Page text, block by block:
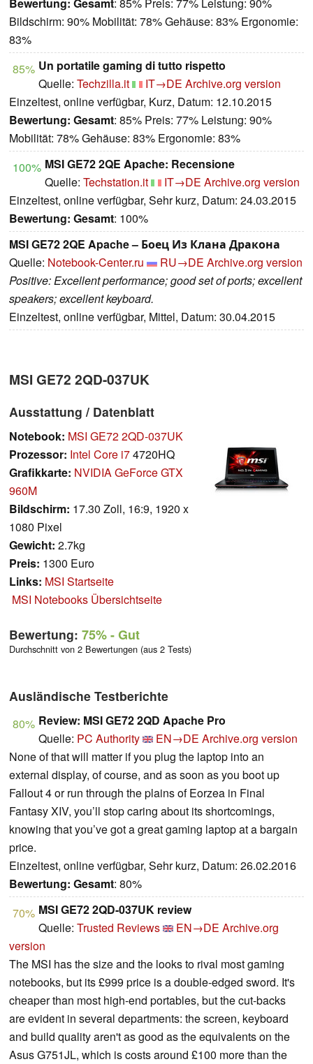
Bewertung: Gesamt: 85% Preis: 77% Leistung: 90%
Bildschirm: 90% Mobilität: 78% Gehäuse: 83% Ergonomie:
83%
85% Un portatile gaming di tutto rispetto
Quelle: Techzilla.it IT→DE Archive.org version
Einzeltest, online verfügbar, Kurz, Datum: 12.10.2015
Bewertung: Gesamt: 85% Preis: 77% Leistung: 90%
Mobilität: 78% Gehäuse: 83% Ergonomie: 83%
100% MSI GE72 2QE Apache: Recensione
Quelle: Techstation.it IT→DE Archive.org version
Einzeltest, online verfügbar, Sehr kurz, Datum: 24.03.2015
Bewertung: Gesamt: 100%
MSI GE72 2QE Apache – Боец Из Клана Дракона
Quelle: Notebook-Center.ru RU→DE Archive.org version
Positive: Excellent performance; good set of ports; excellent
speakers; excellent keyboard.
Einzeltest, online verfügbar, Mittel, Datum: 30.04.2015
MSI GE72 2QD-037UK
Ausstattung / Datenblatt
Notebook: MSI GE72 2QD-037UK
Prozessor: Intel Core i74720HQ
Grafikkarte: NVIDIA GeForce GTX
960M
Bildschirm: 17.30 Zoll, 16:9, 1920 x
1080 Pixel
Gewicht: 2.7kg
Preis: 1300 Euro
Links: MSI Startseite
MSI Notebooks Übersichtseite
Bewertung: 75%- Gut
Durchschnitt von 2 Bewertungen (aus 2 Tests)
Ausländische Testberichte
80% Review: MSI GE72 2QD Apache Pro
Quelle: PC Authority EN→DE Archive.org version
None of that will matter if you plug the laptop into an
external display, of course, and as soon as you boot up
Fallout 4 or run through the plains of Eorzea in Final
Fantasy XIV, you’ll stop caring about its shortcomings,
knowing that you’ve got a great gaming laptop at a bargain
price.
Einzeltest, online verfügbar, Sehr kurz, Datum: 26.02.2016
Bewertung: Gesamt: 80%
70% MSI GE72 2QD-037UK review
Quelle: Trusted Reviews EN→DE Archive.org
version
The MSI has the size and the looks to rival most gaming
notebooks, but its £999 price is a double-edged sword. It's
cheaper than most high-end portables, but the cut-backs
are evident in several departments: the screen, keyboard
and build quality aren't as good as the equivalents on the
Asus G751JL, which is costs around £100 more than the